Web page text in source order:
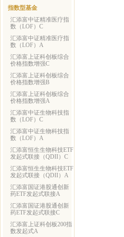
指数型基金
汇添富中证精准医疗指
数（LOF）C
汇添富中证精准医疗指
数（LOF）A
汇添富上证科创板综合
价格指数增强C
汇添富上证科创板综合
价格指数增强B
汇添富上证科创板综合
价格指数增强A
汇添富中证生物科技指
数（LOF）C
汇添富中证生物科技指
数（LOF）A
汇添富恒生生物科技ETF
发起式联接（QDII）C
汇添富恒生生物科技ETF
发起式联接（QDII）A
汇添富国证港股通创新
药ETF发起式联接A
汇添富国证港股通创新
药ETF发起式联接C
汇添富上证科创板200指
数发起式A